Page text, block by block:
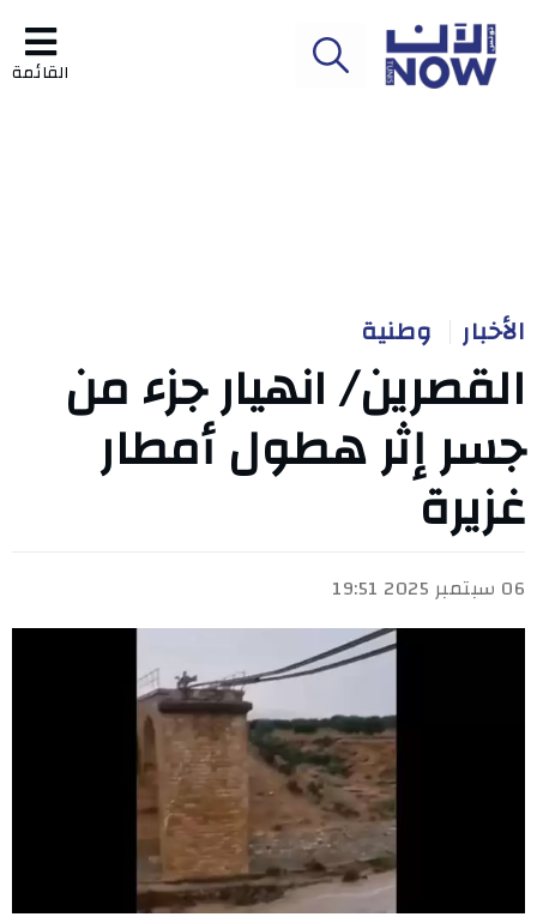
القائمة
الأخبار وطنية
القصرين/ انهيار جزء من
جسر إثر هطول أمطار
غزيرة
06 سبتمبر 2025 19:51